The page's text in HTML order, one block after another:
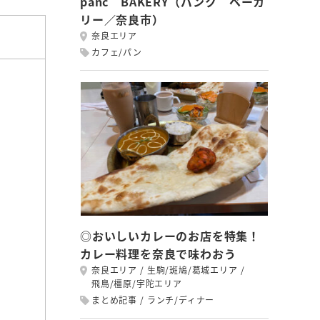
リー／奈良市）
奈良エリア
カフェ/パン
◎おいしいカレーのお店を特集！
カレー料理を奈良で味わおう
奈良エリア
生駒/斑鳩/葛城エリア
飛鳥/橿原/宇陀エリア
まとめ記事
ランチ/ディナー